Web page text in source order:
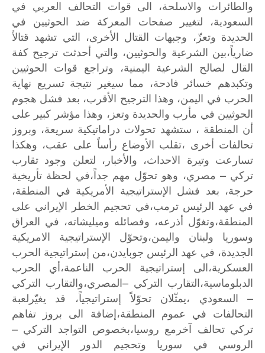
والطائرات
والاسلحة، الى قوات التحالف العربي
في
السعودية،
لتغيير صفحات المعركة ضد الحوثيين
في
الحديدة وتعزّ، وجبهات القتال الأخرى، التي تشهد قتالاً
ضارياً،بين الشرعية والحوثيين، والتي أحدثت ترجيح كفة
القال
لصالح الشرعية اليمنية، وتراجع قوات
الحوثيين
وتكبدهم
خسائر فادحة، مما سيغير نتيجة تسريع نهاية
الحرب في اليمن، وهذا الترجيح الأقرب، بعد فشل هجوم
الحوثيين في مأرب والحديدة وتعز، وهذا مؤشر كبير على
أن المنطقة ، ستشهد تحولات دراماتيكية سريعة، وبروز
تحالفات أخرى ،تقلب الأوضاع رأساً على عقب، وهكذا
تسارعت وتيرة الاحداث، والأخبار، لتعلن وجود تقارب
تركي – مصري، وهو تحوّل مهم جداً،في لحظة تأريخية
حرجة، بعد فشل الإستراتيجية الأمريكية في
المنطقة،
في عهد الرئيس ترمب،في تحجيم الخطر الإيراني على
المنطقة،وتغوّل أذرعه، وفصائله وميليشاته، في العراق
وسوريا
ولبنان واليمن،وتحوّل الإستراتيجية
الامريكية
الجديدة، في عهد الرئيس جوبايدن،من إستراتيجية الحرب
العسكرية،الى
إستراتيجية الحرب الناعمة،أي
الحرب
الدبلوماسية،التقارب التركي –المصري،والتقارب التركي
– السعودي ،يمثّلان تحوّلاً إستراتيجياً، قد
يغيّرلعبة
التحالفات
في عموم المنطقة،إضافة الى بروز
تفاهم
تركي تحالف آخرمع روسيا،بخصوص التواجد التركي –
الروسي في سوريا وتحجيم الدور الإيراني
في